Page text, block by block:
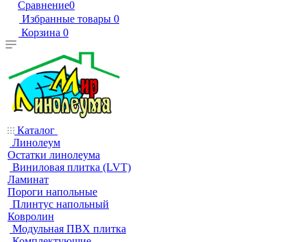
Сравнение0
Избранные товары 0
Корзина 0
Каталог
Линолеум
Остатки линолеума
Виниловая плитка (LVT)
Ламинат
Пороги напольные
Плинтус напольный
Ковролин
Модульная ПВХ плитка